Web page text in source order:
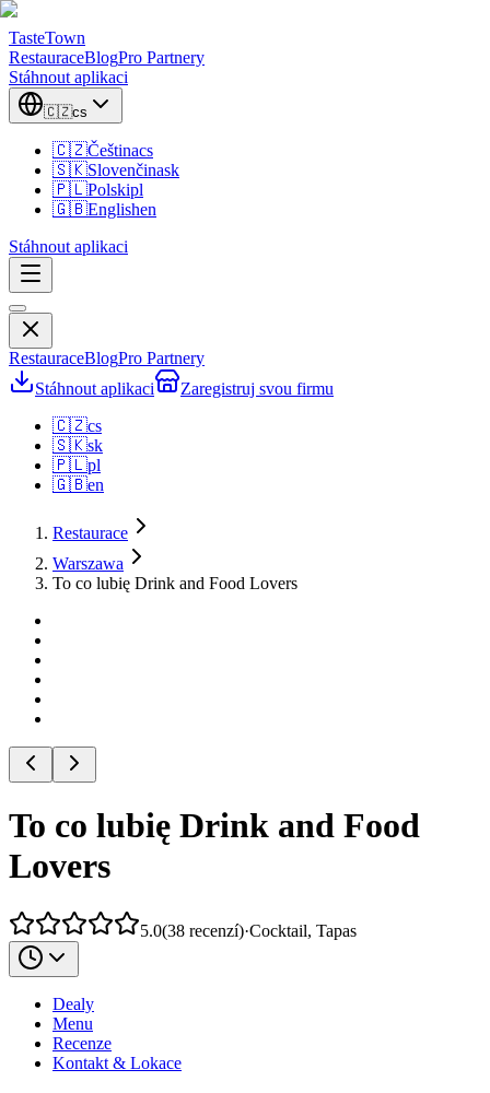
TasteTown
RestauraceBlogPro Partnery
Stáhnout aplikaci
🇨🇿cs
🇨🇿Češtinacs
🇸🇰Slovenčinask
🇵🇱Polskipl
🇬🇧Englishen
Stáhnout aplikaci
RestauraceBlogPro Partnery
Stáhnout aplikaci
Zaregistruj svou firmu
🇨🇿cs
🇸🇰sk
🇵🇱pl
🇬🇧en
Restaurace
Warszawa
To co lubię Drink and Food Lovers
To co lubię Drink and Food
Lovers
5.0(38 recenzí)·Cocktail, Tapas
Dealy
Menu
Recenze
Kontakt & Lokace